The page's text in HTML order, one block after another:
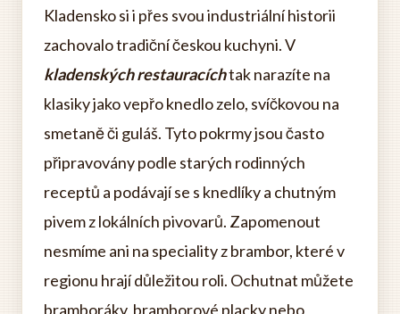
Kladensko si i přes svou industriální historii
zachovalo tradiční českou kuchyni. V
kladenských restauracíchtak narazíte na
klasiky jako vepřo knedlo zelo, svíčkovou na
smetaně či guláš. Tyto pokrmy jsou často
připravovány podle starých rodinných
receptů a podávají se s knedlíky a chutným
pivem z lokálních pivovarů. Zapomenout
nesmíme ani na speciality z brambor, které v
regionu hrají důležitou roli. Ochutnat můžete
bramboráky, bramborové placky nebo